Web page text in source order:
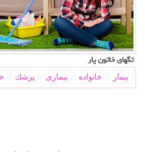
تگهای خاتون یار
بیمار خانواده بیماری پزشك